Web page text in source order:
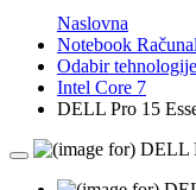
Naslovna
Notebook
Odabir tehnologije
Intel Core 7
DELL Pro 15